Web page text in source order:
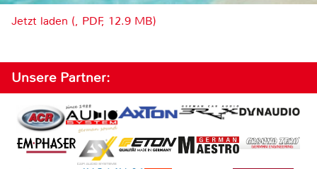
Jetzt laden (, PDF, 12.9 MB)
Unsere Partner: